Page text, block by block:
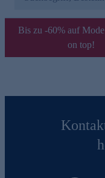
Bis zu -60% auf
on top!